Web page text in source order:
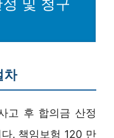
및 청구
차
고 후 합의금 산정
. 책임보험 120 만